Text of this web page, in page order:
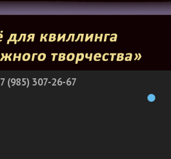
(985) 307-26-67